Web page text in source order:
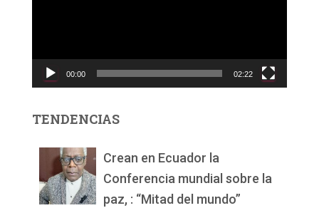
c
d
00:00 02:22
TENDENCIAS
Crean en Ecuador la
Conferencia mundial sobre la
paz, : “Mitad del mundo”